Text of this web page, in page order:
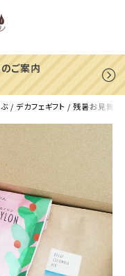
ご案内
デカフェギフト 残暑お見舞い